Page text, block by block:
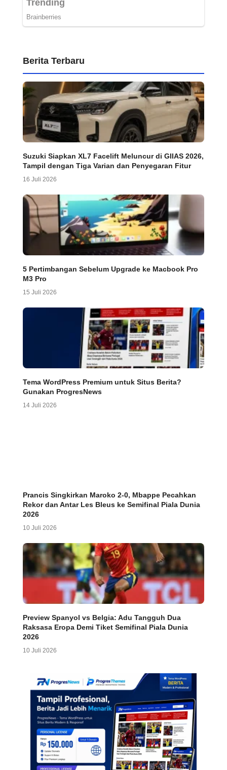
Berita Terbaru
Suzuki Siapkan XL7 Facelift Meluncur di GIIAS 2026,
Tampil dengan Tiga Varian dan Penyegaran Fitur
16 Juli 2026
5 Pertimbangan Sebelum Upgrade ke Macbook Pro
M3 Pro
15 Juli 2026
Tema WordPress Premium untuk Situs Berita?
Gunakan ProgresNews
14 Juli 2026
Prancis Singkirkan Maroko 2-0, Mbappe Pecahkan
Rekor dan Antar Les Bleus ke Semifinal Piala Dunia
2026
10 Juli 2026
Preview Spanyol vs Belgia: Adu Tangguh Dua
Raksasa Eropa Demi Tiket Semifinal Piala Dunia
2026
10 Juli 2026